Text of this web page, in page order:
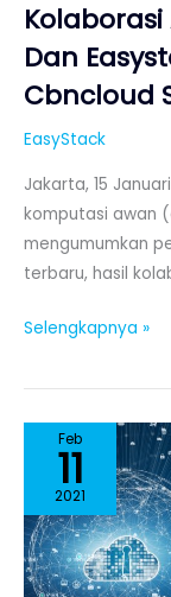
Dan
Cbncloud
EasyStack
Jakarta, 15
komputasi awan
mengumumkan
terbaru, hasil
Selengkapnya »
Feb
11
2021
Kelebihan
Cloud
Dibanding
Teknologi
Cloud